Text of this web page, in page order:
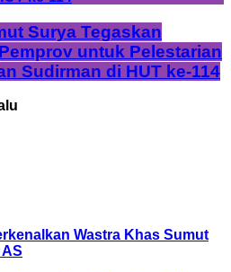
Surya Tegaskan
untuk Pelestarian
Sudirman di HUT ke-114